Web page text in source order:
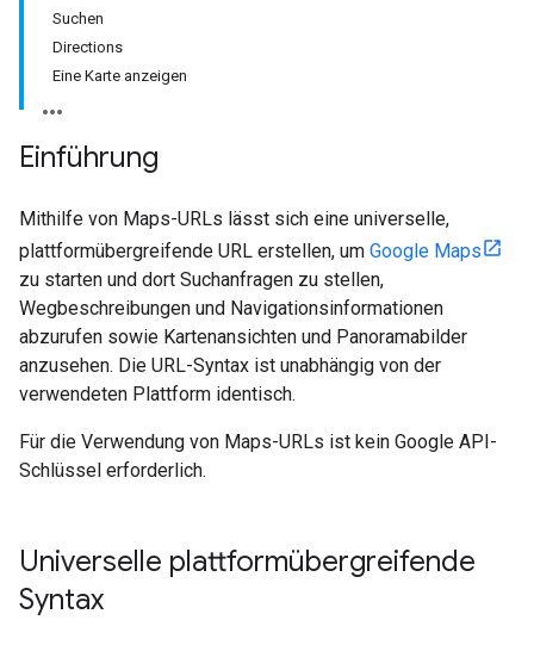
Suchen
Directions
Eine Karte anzeigen
Einführung
Mithilfe von Maps-URLs lässt sich eine universelle,
plattformübergreifende URL erstellen, um Google Maps
zu starten und dort Suchanfragen zu stellen,
Wegbeschreibungen und Navigationsinformationen
abzurufen sowie Kartenansichten und Panoramabilder
anzusehen. Die URL-Syntax ist unabhängig von der
verwendeten Plattform identisch.
Für die Verwendung von Maps-URLs ist kein Google API-
Schlüssel erforderlich.
Universelle plattformübergreifende
Syntax